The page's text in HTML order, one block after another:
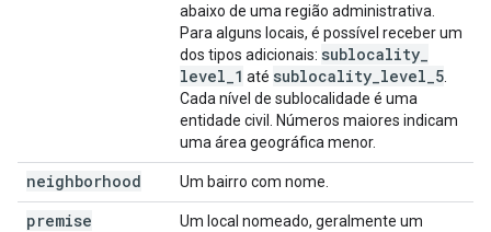
abaixo de uma região administrativa.
Para alguns locais, é possível receber um
dos tipos adicionais: sublocality
level 1 até sublocality level 5
Cada nível de sublocalidade é uma
entidade civil. Números maiores indicam
uma área geográfica menor.
neighborhood Um bairro com nome.
premise
Um local nomeado, geralmente um